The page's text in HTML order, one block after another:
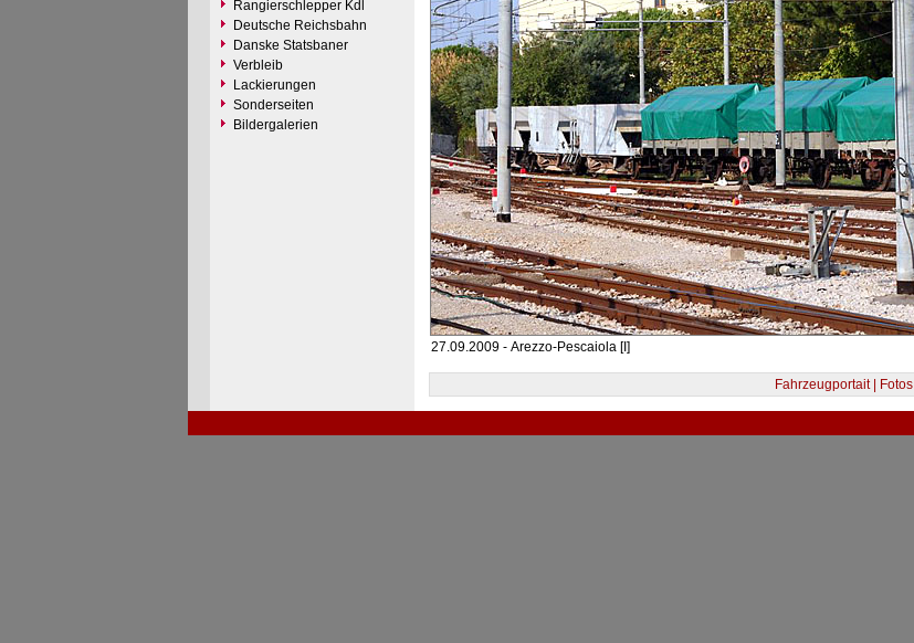
Rangierschlepper Kdl
Deutsche Reichsbahn
Danske Statsbaner
Verbleib
Lackierungen
Sonderseiten
Bildergalerien
27.09.2009 - Arezzo-Pescaiola [I]
Fahrzeugportait | Fotos